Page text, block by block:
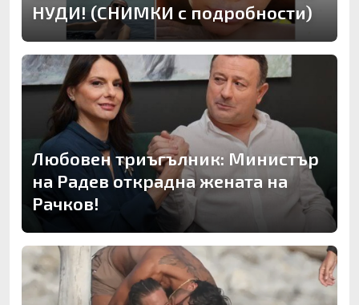
НУДИ! (СНИМКИ с подробности)
Любовен триъгълник: Министър
на Радев открадна жената на
Рачков!